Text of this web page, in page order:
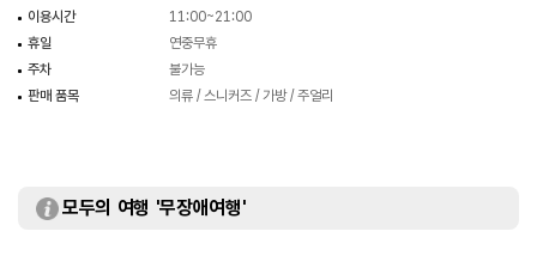
이용시간
11:00~21:00
휴일
연중무휴
주차
불가능
판매 품목
의류 / 스니커즈 / 가방 / 주얼리
모두의 여행 '무장애여행'